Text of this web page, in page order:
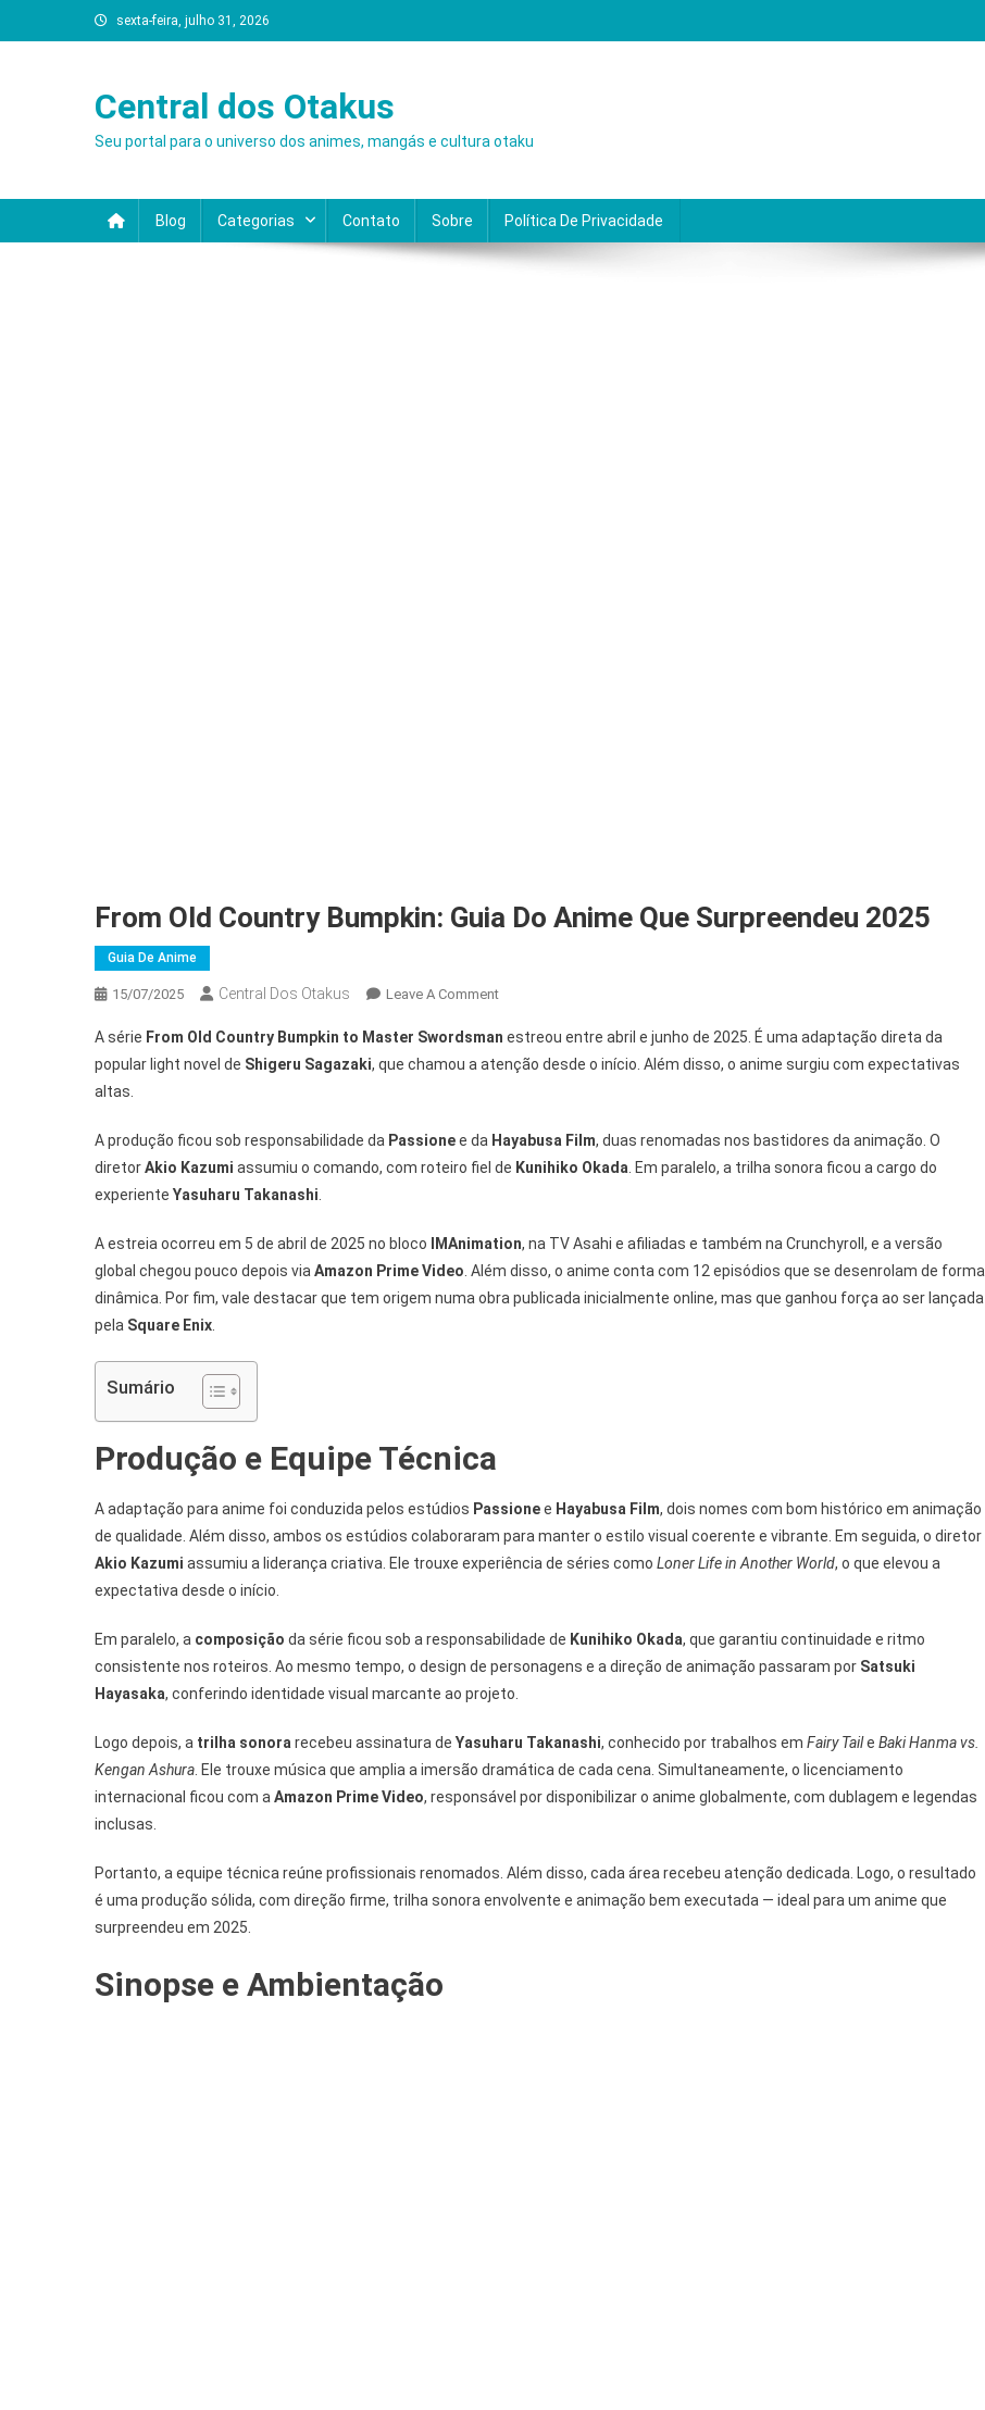
to
sexta-feira, julho 31, 2026
Central dos Otakus
Seu portal para o universo dos animes, mangás e cultura otaku
Blog Categorias Contato Sobre Política De Privacidade
From Old Country Bumpkin: Guia Do Anime Que Surpreendeu 2025
Guia De Anime
15/07/2025 Central Dos Otakus Leave A CommentOn
Old
Country
Do
Anime
2025
A série From Old Country Bumpkin to Master Swordsman estreou entre abril e junho de 2025. É uma adaptação direta da
popular light novel de Shigeru Sagazaki, que chamou a atenção desde o início. Além disso, o anime surgiu com expectativas
altas.
A produção ficou sob responsabilidade da Passionee da Hayabusa Film, duas renomadas nos bastidores da animação. O
diretorAkio Kazumi assumiu o comando, com roteiro fiel de Kunihiko Okada . Em paralelo, a trilha sonora ficou a cargo do
experiente Yasuharu Takanashi
A estreia ocorreu em 5 de abril de 2025 no bloco IMAnimation, na TV Asahi e afiliadas e também na Crunchyroll, e a versão
global chegou pouco depois via Amazon Prime Video . Além disso, o anime conta com 12 episódios que se desenrolam de forma
dinâmica. Por fim, vale destacar que tem origem numa obra publicada inicialmente online, mas que ganhou força ao ser lançada
pela Square Enix
Sumário
Produção e Equipe Técnica
A adaptação para anime foi conduzida pelos estúdios Passionee Hayabusa Film, dois nomes com bom histórico em animação
de qualidade. Além disso, ambos os estúdios colaboraram para manter o estilo visual coerente e vibrante. Em seguida, o diretor
Akio Kazumi assumiu a liderança criativa. Ele trouxe experiência de séries como Loner Life in Another World, o que elevou a
expectativa desde o início.
Em paralelo, a composição da série ficou sob a responsabilidade de Kunihiko Okada, que garantiu continuidade e ritmo
consistente nos roteiros. Ao mesmo tempo, o design de personagens e a direção de animação passaram por Satsuki
Hayasaka, conferindo identidade visual marcante ao projeto.
Logo depois, a trilha sonora recebeu assinatura de Yasuharu Takanashi, conhecido por trabalhos em Fairy Taile Baki Hanma vs.
Kengan Ashura . Ele trouxe música que amplia a imersão dramática de cada cena. Simultaneamente, o licenciamento
internacional ficou com a Amazon Prime Video, responsável por disponibilizar o anime globalmente, com dublagem e legendas
inclusas.
Portanto, a equipe técnica reúne profissionais renomados. Além disso, cada área recebeu atenção dedicada. Logo, o resultado
é uma produção sólida, com direção firme, trilha sonora envolvente e animação bem executada — ideal para um anime que
surpreendeu em 2025.
Sinopse e Ambientação